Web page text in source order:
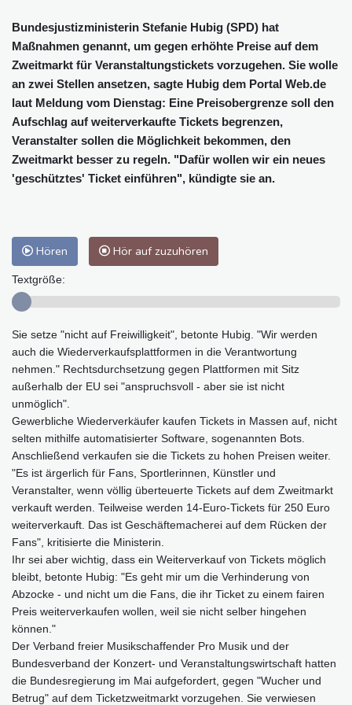
Bundesjustizministerin Stefanie Hubig (SPD) hat
Maßnahmen genannt, um gegen erhöhte Preise auf dem
Zweitmarkt für Veranstaltungstickets vorzugehen. Sie wolle
an zwei Stellen ansetzen, sagte Hubig dem Portal Web.de
laut Meldung vom Dienstag: Eine Preisobergrenze soll den
Aufschlag auf weiterverkaufte Tickets begrenzen,
Veranstalter sollen die Möglichkeit bekommen, den
Zweitmarkt besser zu regeln. "Dafür wollen wir ein neues
'geschütztes' Ticket einführen", kündigte sie an.
Hören Hör auf zuzuhören
Textgröße:
Sie setze "nicht auf Freiwilligkeit", betonte Hubig. "Wir werden
auch die Wiederverkaufsplattformen in die Verantwortung
nehmen." Rechtsdurchsetzung gegen Plattformen mit Sitz
außerhalb der EU sei "anspruchsvoll - aber sie ist nicht
unmöglich".
Gewerbliche Wiederverkäufer kaufen Tickets in Massen auf, nicht
selten mithilfe automatisierter Software, sogenannten Bots.
Anschließend verkaufen sie die Tickets zu hohen Preisen weiter.
"Es ist ärgerlich für Fans, Sportlerinnen, Künstler und
Veranstalter, wenn völlig überteuerte Tickets auf dem Zweitmarkt
verkauft werden. Teilweise werden 14-Euro-Tickets für 250 Euro
weiterverkauft. Das ist Geschäftemacherei auf dem Rücken der
Fans", kritisierte die Ministerin.
Ihr sei aber wichtig, dass ein Weiterverkauf von Tickets möglich
bleibt, betonte Hubig: "Es geht mir um die Verhinderung von
Abzocke - und nicht um die Fans, die ihr Ticket zu einem fairen
Preis weiterverkaufen wollen, weil sie nicht selber hingehen
können."
Der Verband freier Musikschaffender Pro Musik und der
Bundesverband der Konzert- und Veranstaltungswirtschaft hatten
die Bundesregierung im Mai aufgefordert, gegen "Wucher und
Betrug" auf dem Ticketzweitmarkt vorzugehen. Sie verwiesen